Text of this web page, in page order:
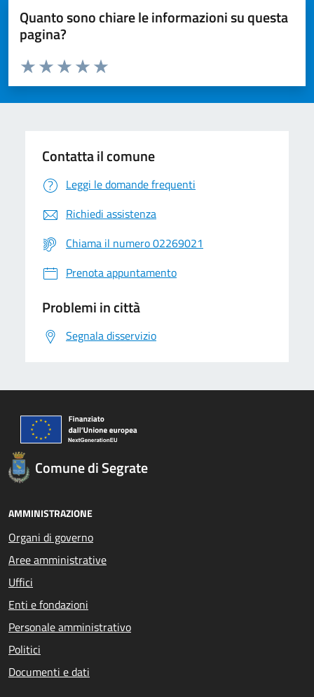
Quanto sono chiare le informazioni su questa
pagina?
Valuta da 1 a 5 stelle la pagina
Valuta 5 stelle su 5
Valuta 4 stelle su 5
Valuta 3 stelle su 5
Valuta 2 stelle su 5
Valuta 1 stelle su 5
Contatta il comune
Leggi le domande frequenti
Richiedi assistenza
Chiama il numero 02269021
Prenota appuntamento
Problemi in città
Segnala disservizio
Comune di Segrate
AMMINISTRAZIONE
Organi di governo
Aree amministrative
Uffici
Enti e fondazioni
Personale amministrativo
Politici
Documenti e dati